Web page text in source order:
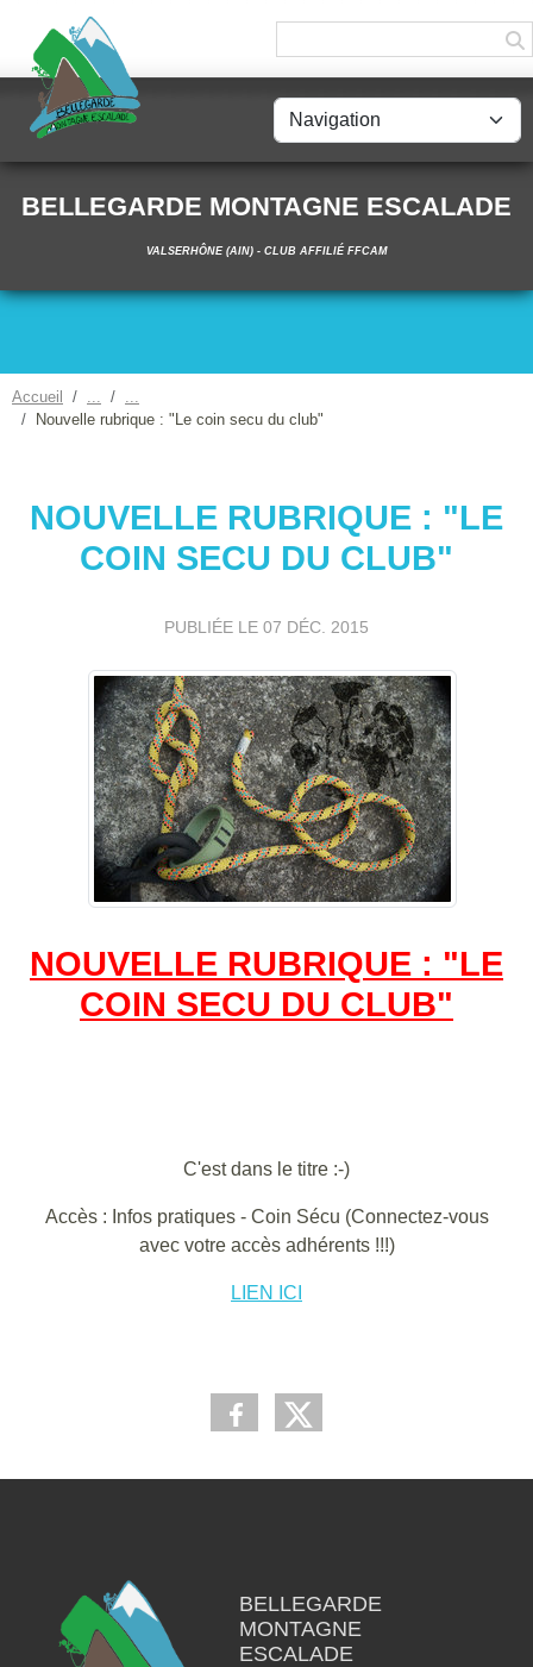
BELLEGARDE MONTAGNE ESCALADE
VALSERHÔNE (AIN) - CLUB AFFILIÉ FFCAM
Accueil
Nouvelle rubrique : "Le coin secu du club"
NOUVELLE RUBRIQUE : "LE
COIN SECU DU CLUB"
PUBLIÉE LE 07 DÉC. 2015
NOUVELLE RUBRIQUE : "LE
COIN SECU DU CLUB"
C'est dans le titre :-)
Accès : Infos pratiques - Coin Sécu (Connectez-vous
avec votre accès adhérents !!!)
LIEN ICI
BELLEGARDE
MONTAGNE
ESCALADE
Panneau de gestion des cookies